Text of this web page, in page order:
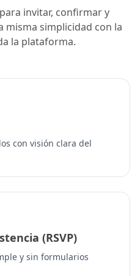
invitar, confirmar y
misma simplicidad con la
la plataforma.
con visión clara del
(RSVP)
y sin formularios